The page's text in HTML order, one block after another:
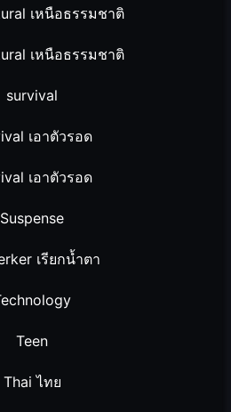
เหนือธรรมชาติ
เหนือธรรมชาติ
survival
เอาตัวรอด
เอาตัวรอด
Suspense
เรียกน้ำตา
Teen
Thai ไทย